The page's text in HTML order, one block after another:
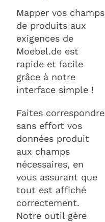
Mapper vos champs
de produits aux
exigences de
Moebel.de est
rapide et facile
grâce à notre
interface simple !
Faites correspondre
sans effort vos
données produit
aux champs
nécessaires, en
vous assurant que
tout est affiché
correctement.
Notre outil gère